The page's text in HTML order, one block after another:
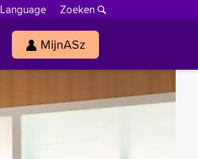
Language
Zoeken
MijnASz